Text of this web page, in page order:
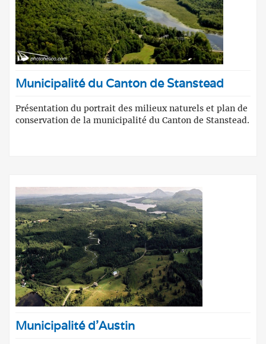
Municipalité du Canton de Stanstead
Présentation du portrait des milieux naturels et plan de
conservation de la municipalité du Canton de Stanstead.
Municipalité d'Austin